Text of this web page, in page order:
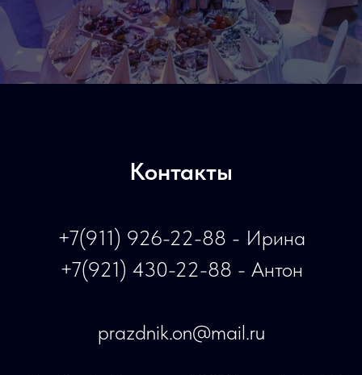
Контакты
+7(911) 926-22-88 - Ирина
+7(921) 430-22-88 - Антон
prazdnik.on@mail.ru